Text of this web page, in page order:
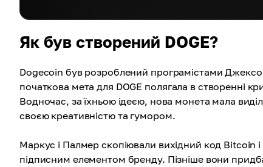
Як був створений DOGE?
Dogecoin був розроблений програмістами
початкова мета для DOGE полягала в створенні
Водночас, за їхньою ідеєю, нова монета мала
своєю креативністю та гумором.
Маркус і Палмер скопіювали вихідний код Bitcoin
підписним елементом бренду. Пізніше вони